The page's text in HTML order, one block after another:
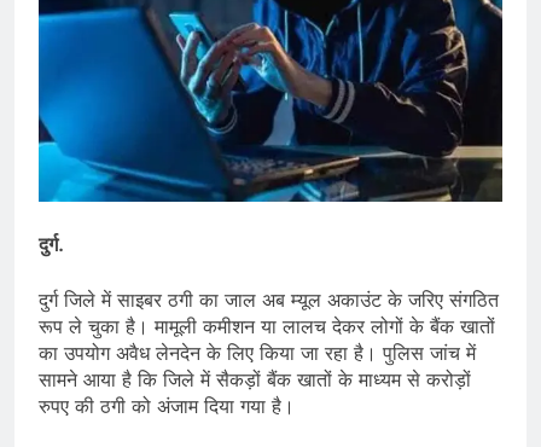
दुर्ग.
दुर्ग जिले में साइबर ठगी का जाल अब म्यूल अकाउंट के जरिए संगठित
रूप ले चुका है। मामूली कमीशन या लालच देकर लोगों के बैंक खातों
का उपयोग अवैध लेनदेन के लिए किया जा रहा है। पुलिस जांच में
सामने आया है कि जिले में सैकड़ों बैंक खातों के माध्यम से करोड़ों
रुपए की ठगी को अंजाम दिया गया है।